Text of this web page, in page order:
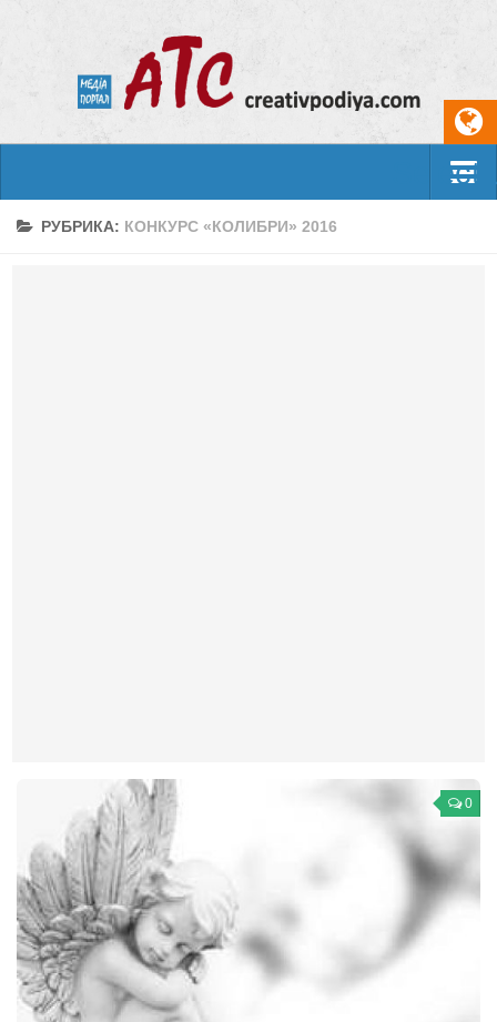
События
Традиции
Опросы
Экология
Здоровье
Здоровый образ жизни
Сам себе доктор
РУБРИКА: КОНКУРС «КОЛИБРИ» 2016
0